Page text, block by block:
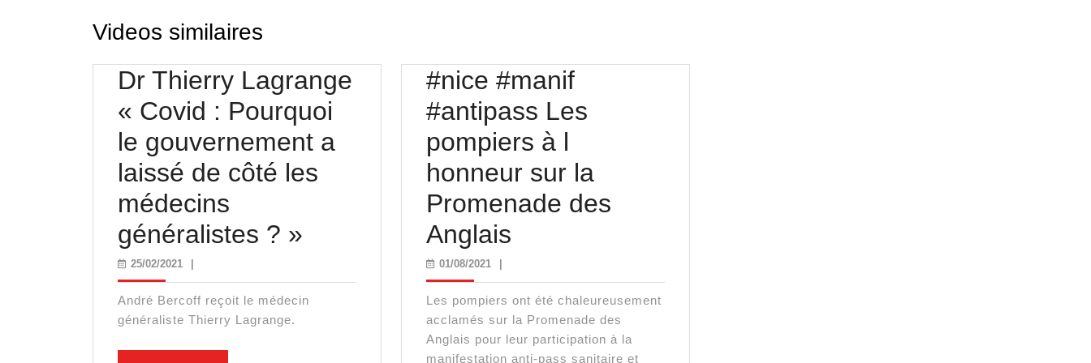
Videos similaires
Dr Thierry Lagrange
« Covid : Pourquoi
le gouvernement a
laissé de côté les
médecins
généralistes ? »
Lagrange
25/02/202125/02/2021
André Bercoff reçoit le médecin
généraliste Thierry Lagrange.
#nice #manif
#antipass Les
pompiers à l
honneur sur la
Promenade des
Anglais
#antipass
Les
pompiers
01/08/202101/08/2021
Les pompiers ont été chaleureusement
acclamés sur la Promenade des
Anglais pour leur participation à la
manifestation anti-pass sanitaire et